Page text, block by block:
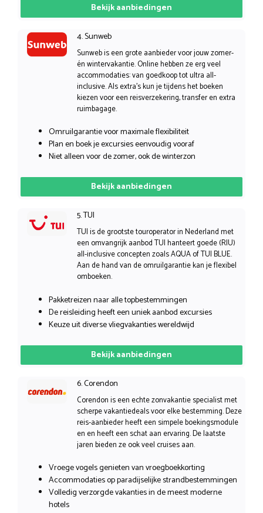
Bekijk aanbiedingen
4. Sunweb
Sunweb is een grote aanbieder voor jouw zomer-
én wintervakantie. Online hebben ze erg veel
accommodaties: van goedkoop tot ultra all-
inclusive. Als extra’s kun je tijdens het boeken
kiezen voor een reisverzekering, transfer en extra
ruimbagage.
Omruilgarantie voor maximale flexibiliteit
Plan en boek je excursies eenvoudig vooraf
Niet alleen voor de zomer, ook de winterzon
Bekijk aanbiedingen
5. TUI
TUI is de grootste touroperator in Nederland met
een omvangrijk aanbod TUI hanteert goede (RIU)
all-inclusive concepten zoals AQUA of TUI BLUE.
Aan de hand van de omruilgarantie kan je flexibel
omboeken.
Pakketreizen naar alle topbestemmingen
De reisleiding heeft een uniek aanbod excursies
Keuze uit diverse vliegvakanties wereldwijd
Bekijk aanbiedingen
6. Corendon
Corendon is een echte zonvakantie specialist met
scherpe vakantiedeals voor elke bestemming. Deze
reis-aanbieder heeft een simpele boekingsmodule
en en heeft een schat aan ervaring. De laatste
jaren bieden ze ook veel cruises aan.
Vroege vogels genieten van vroegboekkorting
Accommodaties op paradijselijke strandbestemmingen
Volledig verzorgde vakanties in de meest moderne
hotels